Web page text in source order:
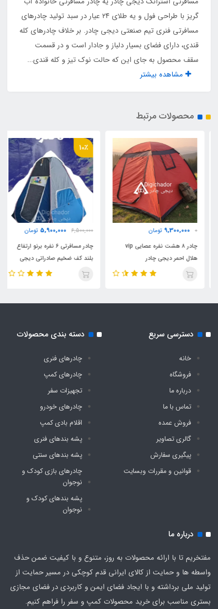
شماره 10 دنده درشت
تعداد پنجره بزرگ
1 عدد
تعداد پنجره کوچک هواکش
1 عدد
مناسب برای نشستن
8 نفر
مناسب برای خواب
حدود ۱۰ کیلو
گریز با طراحی فول و یه طلای ۲۴ عیار در سبد تولید چادرهای
مسافرتی فنری تیم صنعتی دیجی چادر. بر خلاف چادرهای کله
قندی، دارای فضای بسیار دلباز و جادار است و در قسمت
سقف محصول به جای این که حالت نوک تیز و کله قندی...
مشاهده بیشتر
محصولات مرتبط
9,300,000 تومان
چادر ۸ هشت نفره عصایی vip
هلال احمر دیجی چادر
10٪
6,500,000
5,900,000 تومان
چادر مسافرتی ۶ نفره برنو ارتفاع
بلند کف ضخیم صادراتی دیجی
چادر
دسترسی سریع
خانه
فروشگاه
درباره ما
تماس با ما
فروش عمده
گالری تصاویر
پیگیری سفارش
قوانین و مقررات وبسایت
دسته بندی محصولات
چادرهای فنری
چادرهای کمپ
تجهیزات سفر
چادرهای خودرو
اقلام بادی کمپ
پشه‌ بندهای فنری
پشه‌ بندهای سنتی
چادرهای بازی کودک و
نوجوان
پشه‌ بندهای کودک و
نوجوان
درباره ما
مفتخریم تا با ارائه محصولات به روز، متنوع و با کیفیت ضمن حذف
واسطه ها و حمایت از کالای ایرانی قدم کوچکی در مسیر حمایت از
تولید ملی برداشته و با ایجاد فضای ایمن و کاربردی در فضای مجازی
بستری مناسب برای خرید محصولات کمپ و سفر را فراهم کنیم.